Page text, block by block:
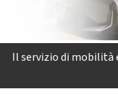
Il servizio di mobilità